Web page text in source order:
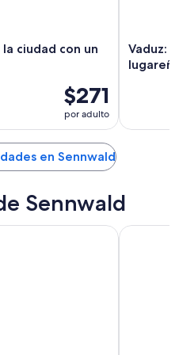
ciudad con un
$271
por adulto
Vaduz:
en Sennwald
Sennwald